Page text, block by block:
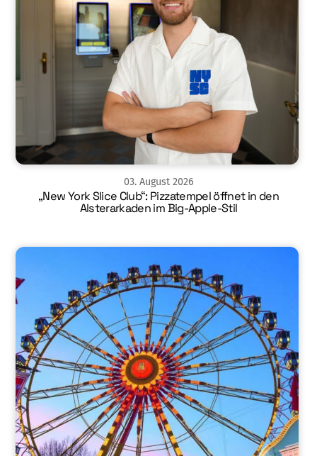
03. August 2026
„New York Slice Club“: Pizzatempel öffnet in den
Alsterarkaden im Big-Apple-Stil